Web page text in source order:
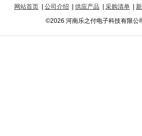
网站首页 公司介绍 供应产品 采购清单
©2026 河南乐之付电子科技有限